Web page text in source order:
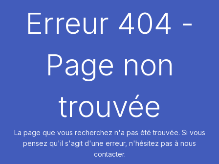
DÉMARRER
Erreur 404 -
Page non
trouvée
La page que vous recherchez n'a pas été trouvée. Si vous
pensez qu'il s'agit d'une erreur, n'hésitez pas à nous
contacter.